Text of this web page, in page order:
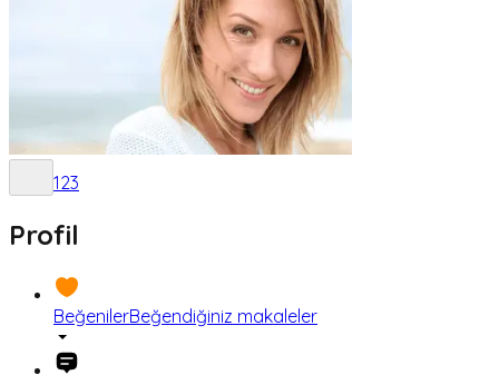
123
Profil
BeğenilerBeğendiğiniz makaleler